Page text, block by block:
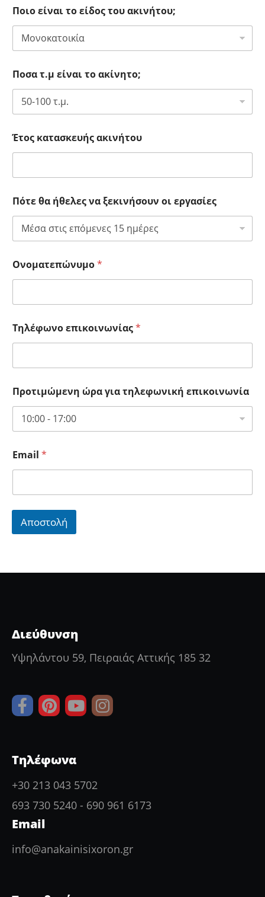
Ποιο είναι το είδος του ακινήτου;
Ποσα τ.μ είναι το ακίνητο;
Έτος κατασκευής ακινήτου
Πότε θα ήθελες να ξεκινήσουν οι εργασίες
Ονοματεπώνυμο*
Τηλέφωνο επικοινωνίας*
Προτιμώμενη ώρα για τηλεφωνική επικοινωνία
Email *
Αποστολή
Διεύθυνση
Υψηλάντου 59, Πειραιάς Αττικής 185 32
Τηλέφωνα
+30 213 043 5702
693 730 5240 - 690 961 6173
Email
info@anakainisixoron.gr